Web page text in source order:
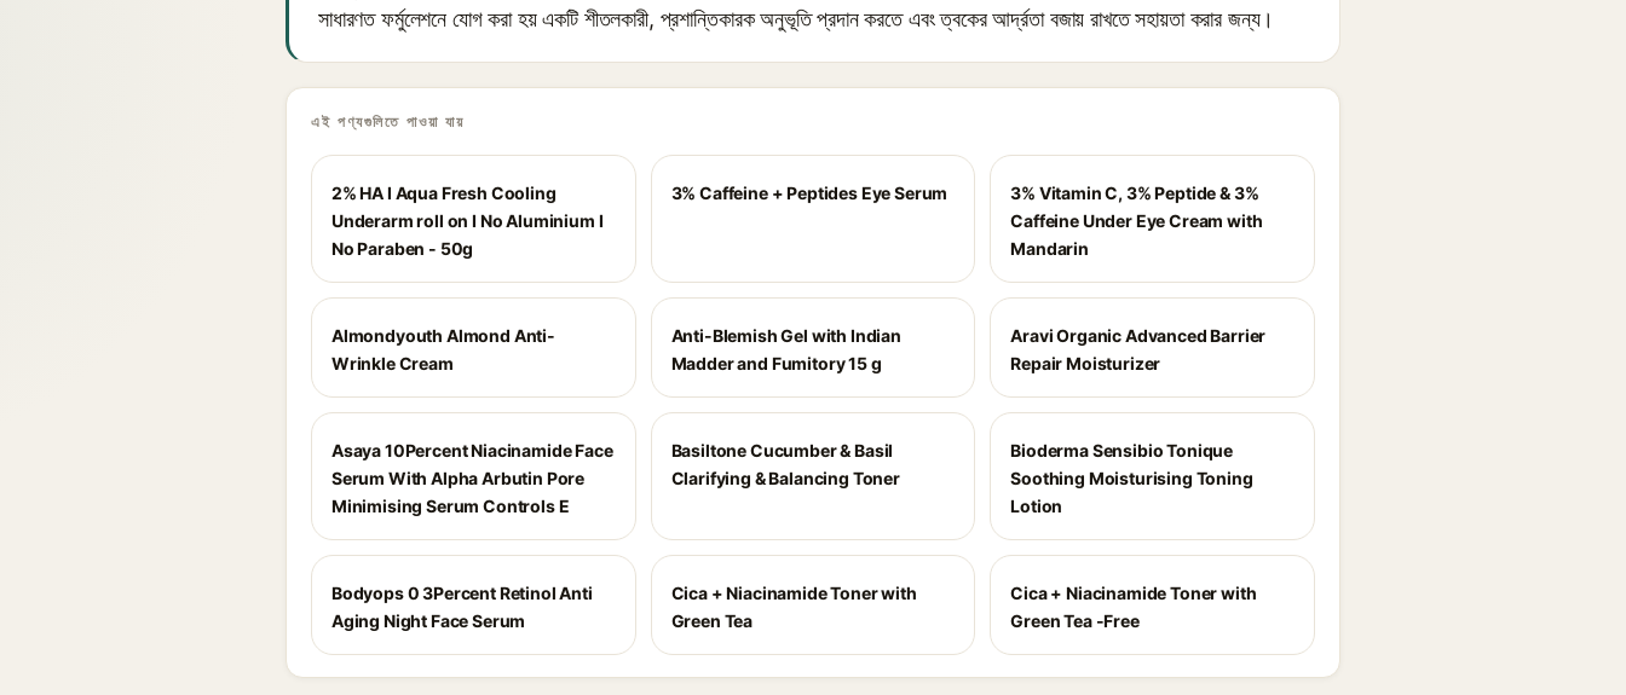
সাধারণত ফর্মুলেশনে যোগ করা হয় একটি শীতলকারী, প্রশান্তিকারক অনুভূতি প্রদান করতে এবং ত্বকের আর্দ্রতা বজায় রাখতে সহায়তা করার জন্য।
এই পণ্যগুলিতে পাওয়া যায়
2% HA I Aqua Fresh Cooling
Underarm roll on I No Aluminium I
No Paraben - 50g
3% Caffeine + Peptides Eye Serum
3% Vitamin C, 3% Peptide & 3%
Caffeine Under Eye Cream with
Mandarin
Almondyouth Almond Anti-
Wrinkle Cream
Anti-Blemish Gel with Indian
Madder and Fumitory 15 g
Aravi Organic Advanced Barrier
Repair Moisturizer
Asaya 10Percent Niacinamide Face
Serum With Alpha Arbutin Pore
Minimising Serum Controls E
Basiltone Cucumber & Basil
Clarifying & Balancing Toner
Bioderma Sensibio Tonique
Soothing Moisturising Toning
Lotion
Bodyops 0 3Percent Retinol Anti
Aging Night Face Serum
Cica + Niacinamide Toner with
Green Tea
Cica + Niacinamide Toner with
Green Tea -Free